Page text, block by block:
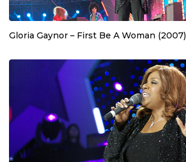
Gloria Gaynor – First Be A Woman (2007)